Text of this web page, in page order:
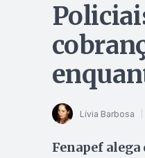
Lívia Barbosa
Fenapef